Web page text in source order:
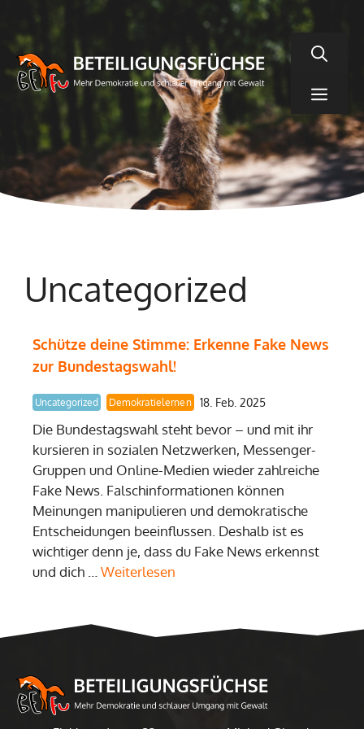
springen
Uncategorized
Schütze deine Stimme: Erkenne Fake News
zur Bundestagswahl!
Uncategorized Demokratielernen 18. Feb. 2025
Die Bundestagswahl steht bevor – und mit ihr
kursieren in sozialen Netzwerken, Messenger-
Gruppen und Online-Medien wieder zahlreiche
Fake News. Falschinformationen können
Meinungen manipulieren und demokratische
Entscheidungen beeinflussen. Deshalb ist es
wichtiger denn je, dass du Fake News erkennst
und dich … Weiterlesen